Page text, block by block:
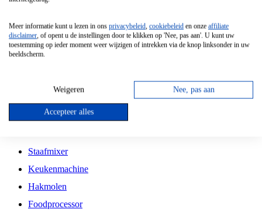
Vrijstaande Magnetron
Vrijstaande Kookplaat
Inbouw Gaskookplaat
Inbouw Keramische Kookplaat
Kookplaat Accessoires
Staafmixer
Keukenmachine
Hakmolen
Foodprocessor
Meer informatie kunt u lezen in ons privacybeleid, cookiebeleid en onze affiliate
disclaimer, of opent u de instellingen door te klikken op 'Nee, pas aan'. U kunt uw
toestemming op ieder moment weer wijzigen of intrekken via de knop linksonder in uw
beeldscherm.
Weigeren Nee, pas aan
Accepteer alles